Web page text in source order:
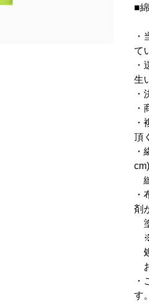
■
て
生
頂
cm)
剤
※
す。